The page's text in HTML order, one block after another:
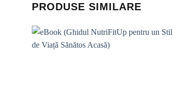
PRODUSE SIMILARE